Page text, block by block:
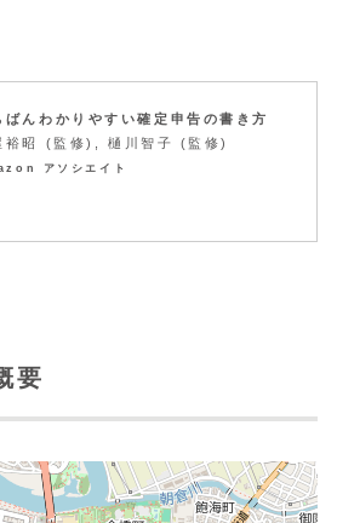
ばんわかりやすい確定申告の書き方
裕昭 (監修), 樋川智子 (監修)
アソシエイト
要